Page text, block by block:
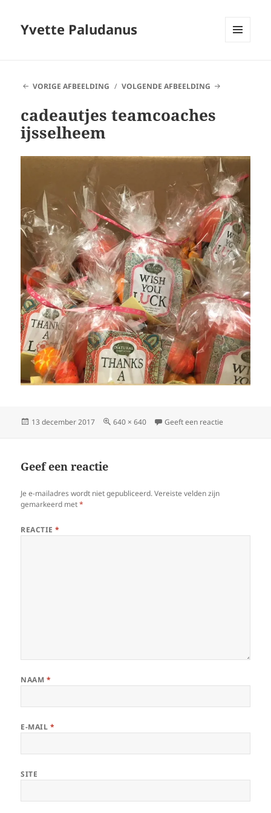
Yvette Paludanus
VORIGE AFBEELDING
VOLGENDE AFBEELDING
cadeautjes teamcoaches
ijsselheem
Geplaatst
13 december 2017
Volledige
640 × 640 Geeft een reactie
Geef een reactie
Je e-mailadres wordt niet gepubliceerd. Vereiste velden zijn
gemarkeerd met*
REACTIE*
NAAM *
E-MAIL *
SITE